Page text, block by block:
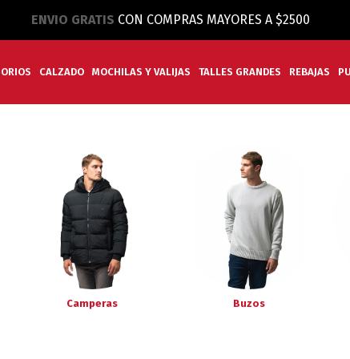
ENVIO GRATIS CON COMPRAS MAYORES A $2500
CALZADO MOCHILAS Y VALIJAS TALLES GRANDES REBAJAS
Camperas Buzos